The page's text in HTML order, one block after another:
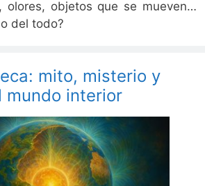
olores, objetos que se mueven…
del todo?
mito, misterio y
mundo interior